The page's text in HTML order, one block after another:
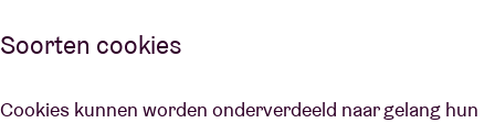
Soorten cookies
Cookies kunnen worden onderverdeeld naar gelang hun